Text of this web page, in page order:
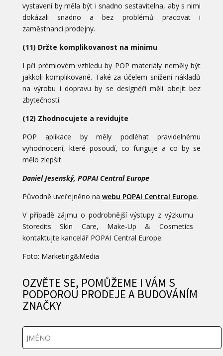
vystavení by měla být i snadno sestavitelna, aby s nimi
dokázali snadno a bez problémů pracovat i
zaměstnanci prodejny.
(11) Držte komplikovanost na minimu
I při prémiovém vzhledu by POP materiály neměly být
jakkoli komplikované. Také za účelem snížení nákladů
na výrobu i dopravu by se designéři měli obejít bez
zbytečností.
(12) Zhodnocujete a revidujte
POP aplikace by měly podléhat pravidelnému
vyhodnocení, které posoudí, co funguje a co by se
mělo zlepšit.
Daniel Jesenský, POPAI Central Europe
Původně uveřejněno na webu POPAI Central Europe.
V případě zájmu o podrobnější výstupy z výzkumu
Storedits Skin Care, Make-Up & Cosmetics
kontaktujte kancelář POPAI Central Europe.
Foto: Marketing&Media
OZVĚTE SE, POMŮŽEME I VÁM S
PODPOROU PRODEJE A BUDOVÁNÍM
ZNAČKY
J
m
é